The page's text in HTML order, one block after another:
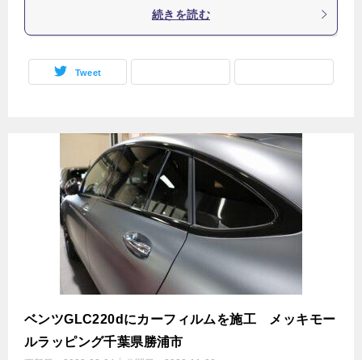
続きを読む
Tweet
ベンツGLC220dにカーフィルムを施工 メッキモー
ルラッピング千葉県勝浦市